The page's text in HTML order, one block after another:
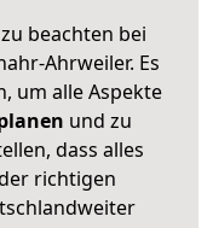
beachten bei
Ahrweiler. Es
um alle Aspekte
und zu
dass alles
richtigen